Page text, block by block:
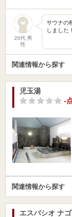
20代 男
性
サウナの
しました
関連情報から探す
児玉湯
-
関連情報から探す
エスパシオ ナ